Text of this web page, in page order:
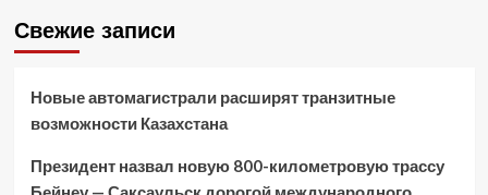
Свежие записи
Новые автомагистрали расширят транзитные
возможности Казахстана
Президент назвал новую 800-километровую трассу